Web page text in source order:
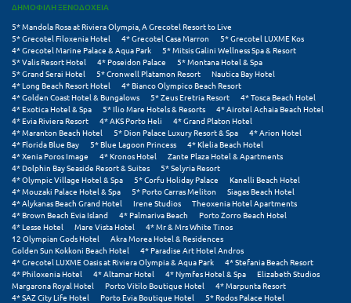
Τριζόνια Φωκίδος
Τρίκαλα
Τρίκαλα Κορινθίας
Τρίπολη
Τυρός
Υ
Ύδρα
Φ
Φιλιατρά Μεσσηνίας
ΔΗΜΟΦΙΛΗ ΞΕΝΟΔΟΧΕΙΑ
5* Mandola Rosa at Riviera Olympia, A Grecotel Resort to Live
5* Grecotel Filoxenia Hotel
4* Grecotel Casa Marron
5* Grecotel LUXME Kos
4* Grecotel Marine Palace & Aqua Park
5* Mitsis Galini Wellness Spa & Resort
5* Valis Resort Hotel
4* Poseidon Palace
5* Montana Hotel & Spa
5* Grand Serai Hotel
5* Cronwell Platamon Resort
Nautica Bay Hotel
4* Long Beach Resort Hotel
4* Bianco Olympico Beach Resort
4* Golden Coast Hotel & Bungalows
5* Zeus Eretria Resort
4* Tosca Beach Hotel
4* Exotica Hotel & Spa
5* Ilio Mare Hotels & Resorts
4* Airotel Achaia Beach Hotel
4* Evia Riviera Resort
4* AKS Porto Heli
4* Grand Platon Hotel
4* Maranton Beach Hotel
5* Dion Palace Luxury Resort & Spa
4* Arion Hotel
4* Florida Blue Bay
5* Blue Lagoon Princess
4* Klelia Beach Hotel
4* Xenia Poros Image
4* Kronos Hotel
Zante Plaza Hotel & Apartments
4* Dolphin Bay Seaside Resort & Suites
5* Selyria Resort
4* Olympic Village Hotel & Spa
5* Corfu Holiday Palace
Kanelli Beach Hotel
4* Mouzaki Palace Hotel & Spa
5* Porto Carras Meliton
Siagas Beach Hotel
4* Alykanas Beach Grand Hotel
Irene Studios
Theoxenia Hotel Apartments
4* Brown Beach Evia Island
4* Palmariva Beach
Porto Zorro Beach Hotel
4* Lesse Hotel
Mare Vista Hotel
4* Mr & Mrs White Tinos
12 Olympian Gods Hotel
Akra Morea Hotel & Residences
Golden Sun Kokkoni Beach Hotel
4* Paradise Art Hotel Andros
4* Grecotel LUXME Oasis at Riviera Olympia & Aqua Park
4* Stefania Beach Resort
4* Philoxenia Hotel
4* Altamar Hotel 4* Nymfes Hotel & Spa
Elizabeth Studios
Margarona Royal Hotel
Porto Vitilo Boutique Hotel
4* Marpunta Resort
4* SAZ City Life Hotel
Porto Evia Boutique Hotel
5* Rodos Palace Hotel